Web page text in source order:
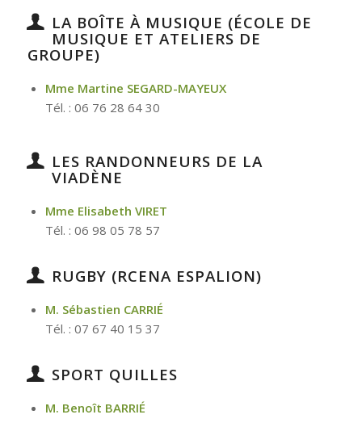
LA BOÎTE À MUSIQUE (ÉCOLE DE
MUSIQUE ET ATELIERS DE
GROUPE)
Mme Martine SEGARD-MAYEUX
Tél. : 06 76 28 64 30
LES RANDONNEURS DE LA
VIADÈNE
Mme Elisabeth VIRET
Tél. : 06 98 05 78 57
RUGBY (RCENA ESPALION)
M. Sébastien CARRIÉ
Tél. : 07 67 40 15 37
SPORT QUILLES
M. Benoît BARRIÉ